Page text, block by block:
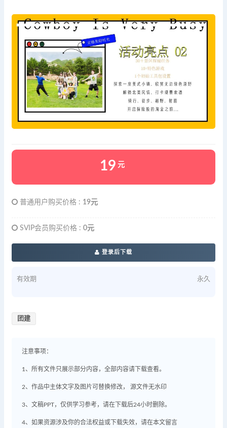
19 元
普通用户购买价格 : 19元
SVIP会员购买价格 : 0元
登录后下载
有效期 永久
团建
注意事项：
1、所有文件只展示部分内容，全部内容请下载查看。
2、作品中主体文字及图片可替换修改， 源文件无水印
3、文稿PPT，仅供学习参考，请在下载后24小时删除。
4、如果资源涉及你的合法权益或下载失效，请在本文留言